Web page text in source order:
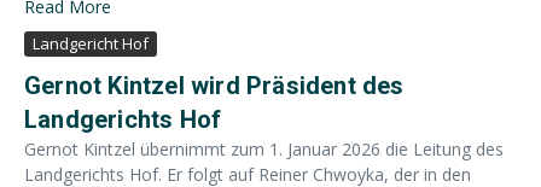
Read More
Landgericht Hof
Gernot Kintzel wird Präsident des
Landgerichts Hof
Gernot Kintzel übernimmt zum 1. Januar 2026 die Leitung des
Landgerichts Hof. Er folgt auf Reiner Chwoyka, der in den